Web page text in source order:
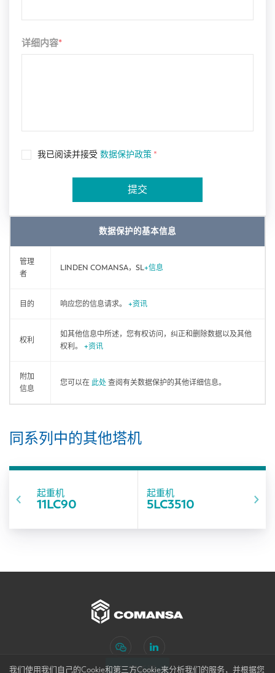
详细内容*
我已阅读并接受 数据保护政策 *
提交
数据保护的基本信息
管理
者
LINDEN COMANSA，SL+信息
目的 响应您的信息请求。 +资讯
权利
如其他信息中所述，您有权访问，纠正和删除数据以及其他
权利。 +资讯
附加
信息
您可以在 此处 查阅有关数据保护的其他详细信息。
同系列中的其他塔机
起重机
11LC90
起重机
5LC3510
订阅新闻
我们使用我们自己的Cookie和第三方Cookie来分析我们的服务，并根据您